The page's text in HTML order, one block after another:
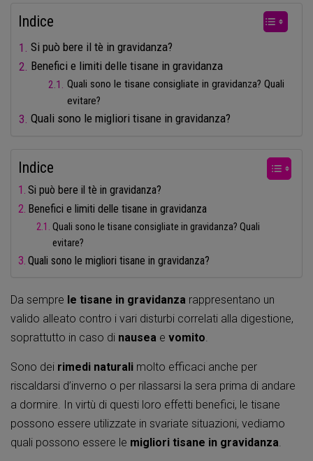
Indice
Si può bere il tè in gravidanza?
Benefici e limiti delle tisane in gravidanza
Quali sono le tisane consigliate in gravidanza? Quali
evitare?
Quali sono le migliori tisane in gravidanza?
Indice
Si può bere il tè in gravidanza?
Benefici e limiti delle tisane in gravidanza
Quali sono le tisane consigliate in gravidanza? Quali
evitare?
Quali sono le migliori tisane in gravidanza?
Da sempre le tisane in gravidanza rappresentano un
valido alleato contro i vari disturbi correlati alla digestione,
soprattutto in caso di nausea e vomito.
Sono dei rimedi naturali molto efficaci anche per
riscaldarsi d’inverno o per rilassarsi la sera prima di andare
a dormire. In virtù di questi loro effetti benefici, le tisane
possono essere utilizzate in svariate situazioni, vediamo
quali possono essere le migliori tisane in gravidanza.